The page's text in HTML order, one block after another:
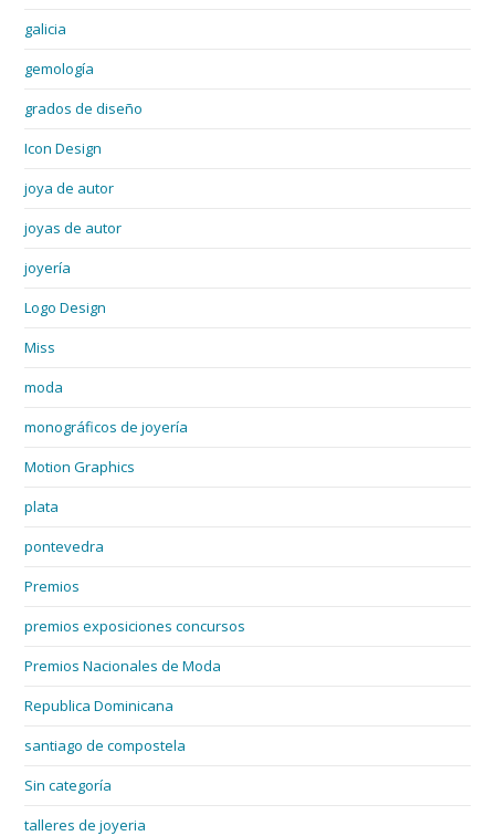
galicia
gemología
grados de diseño
Icon Design
joya de autor
joyas de autor
joyería
Logo Design
Miss
moda
monográficos de joyería
Motion Graphics
plata
pontevedra
Premios
premios exposiciones concursos
Premios Nacionales de Moda
Republica Dominicana
santiago de compostela
Sin categoría
talleres de joyeria